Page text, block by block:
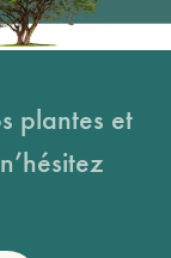
plantes et